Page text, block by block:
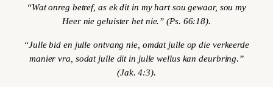
“Wat onreg betref, as ek dit in my hart sou gewaar, sou my
Heer nie geluister het nie.” (Ps. 66:18).
“Julle bid en julle ontvang nie, omdat julle op die verkeerde
manier vra, sodat julle dit in julle wellus kan deurbring.”
(Jak. 4:3).